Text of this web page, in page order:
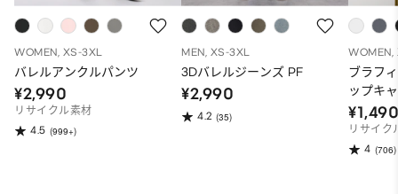
WOMEN, XS-3XL
バレルアンクルパンツ
¥2,990
リサイクル素材
4.5 (999+)
MEN, XS-3XL
3Dバレルジーンズ PF
¥2,990
4.2 (35)
WOMEN,
ブラフ
ップキ
リサイク
4 (706)